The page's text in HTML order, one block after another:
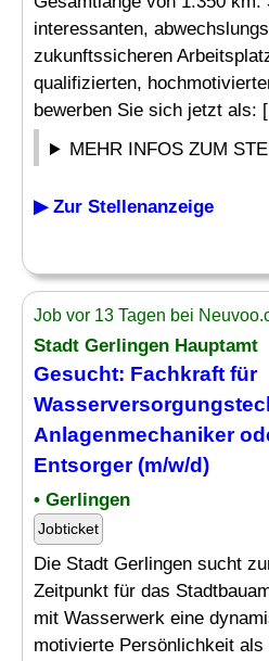
interessanten,
zukunftssicheren
qualifizierten,
bewerben Sie sich jetzt als:
MEHR INFOS ZUM
▶ Zur Stellenanzeige
Job vor 13 Tagen bei
Stadt Gerlingen Hauptamt
Gesucht: Fachkraft für
Anlagenmechaniker
Entsorger (m/w/d)
• Gerlingen
Jobticket
Die Stadt Gerlingen sucht
Zeitpunkt für das
mit Wasserwerk eine
motivierte Persönlichkeit